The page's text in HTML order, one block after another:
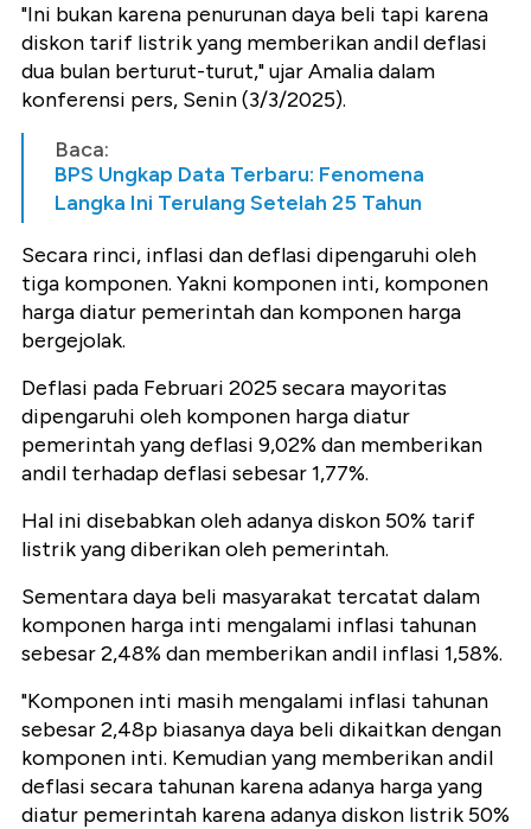
"Ini bukan karena penurunan daya beli tapi karena
diskon tarif listrik yang memberikan andil deflasi
dua bulan berturut-turut," ujar Amalia dalam
konferensi pers, Senin (3/3/2025).
Baca:
BPS Ungkap Data Terbaru: Fenomena
Langka Ini Terulang Setelah 25 Tahun
Secara rinci, inflasi dan deflasi dipengaruhi oleh
tiga komponen. Yakni komponen inti, komponen
harga diatur pemerintah dan komponen harga
bergejolak.
Deflasi pada Februari 2025 secara mayoritas
dipengaruhi oleh komponen harga diatur
pemerintah yang deflasi 9,02% dan memberikan
andil terhadap deflasi sebesar 1,77%.
Hal ini disebabkan oleh adanya diskon 50% tarif
listrik yang diberikan oleh pemerintah.
Sementara daya beli masyarakat tercatat dalam
komponen harga inti mengalami inflasi tahunan
sebesar 2,48% dan memberikan andil inflasi 1,58%.
"Komponen inti masih mengalami inflasi tahunan
sebesar 2,48p biasanya daya beli dikaitkan dengan
komponen inti. Kemudian yang memberikan andil
deflasi secara tahunan karena adanya harga yang
diatur pemerintah karena adanya diskon listrik 50%